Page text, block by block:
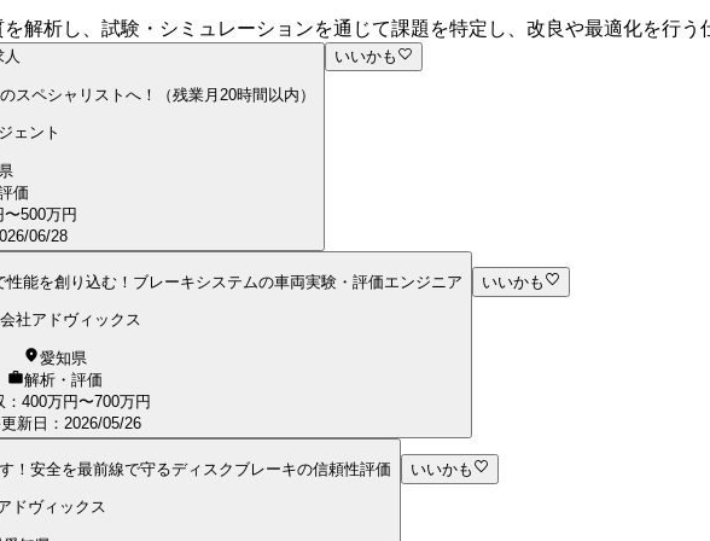
解析し、試験・シミュレーションを通じて課題を特定し、改良や最適化を行う
人
スペシャリストへ！（残業月20時間以内）
ェント
価
500万円
06/28
いいかも
能を創り込む！ブレーキシステムの車両実験・評価エンジニア
社アドヴィックス
愛知県
解析・評価
：400万円〜700万円
新日 ： 2026/05/26
いいかも
！安全を最前線で守るディスクブレーキの信頼性評価
ドヴィックス
いいかも